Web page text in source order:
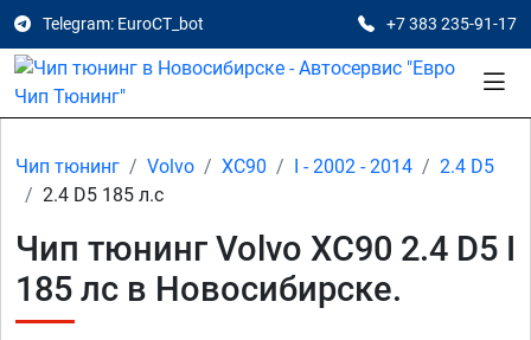
Telegram: EuroCT_bot +7 383 235-91-17
Чип тюнинг Volvo XC90 I - 2002 - 2014
2.4 D5
2.4 D5 185 л.с
Чип тюнинг Volvo XC90 2.4 D5 I
185 лс в Новосибирске.